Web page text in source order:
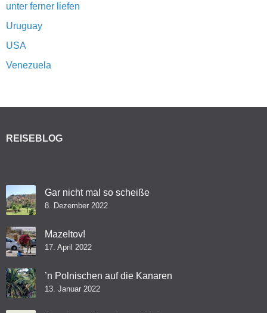
unter ferner liefen
Uruguay
USA
Venezuela
REISEBLOG
Gar nicht mal so scheiße
8. Dezember 2022
Mazeltov!
17. April 2022
’n Polnischen auf die Kanaren
13. Januar 2022